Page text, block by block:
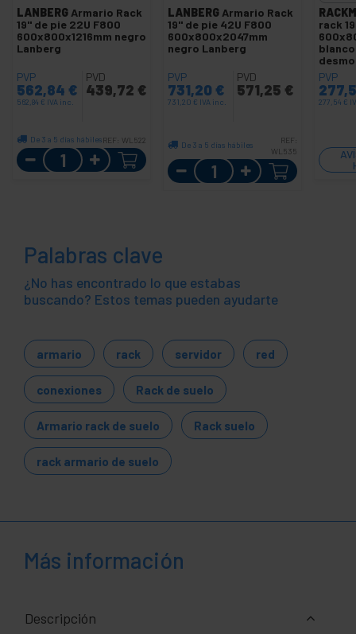
LANBERG Armario Rack
19" de pie 22U F800
600x800x1216mm negro
Lanberg
PVP
562,84 €
562,84 € IVA inc.
PVD
439,72 €
De 3 a 5 días hábilesREF: WL522
Cantidad
LANBERG Armario Rack
19" de pie 42U F800
600x800x2047mm
negro Lanberg
PVP
731,20 €
731,20 € IVA inc.
PVD
571,25 €
De 3 a 5 días hábiles
REF:
WL535
Cantidad
rack
blanco
PVP
277,54 €
Palabras clave
¿No has encontrado lo que estabas
buscando? Estos temas pueden ayudarte
armario rack servidor red
conexiones Rack de suelo
Armario rack de suelo Rack suelo
rack armario de suelo
Más información
Descripción